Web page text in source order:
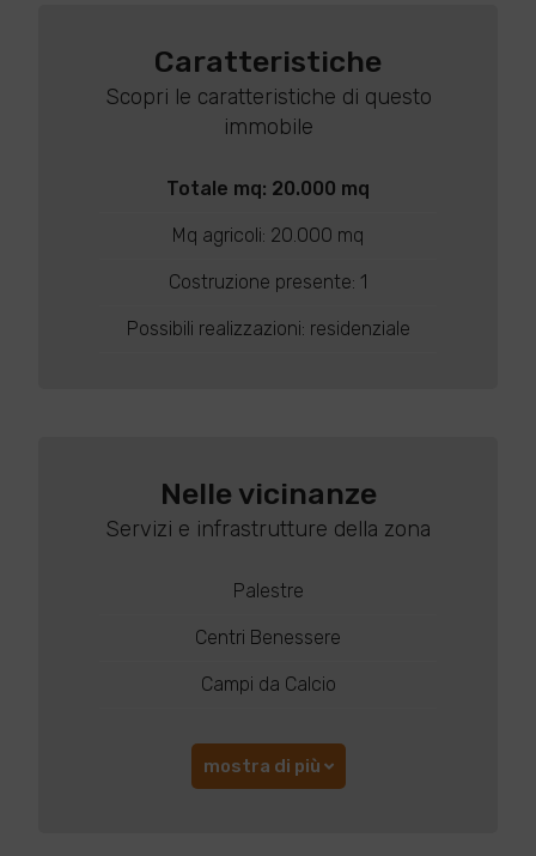
Caratteristiche
Scopri le caratteristiche di questo
immobile
Totale mq: 20.000 mq
Mq agricoli: 20.000 mq
Costruzione presente: 1
Possibili realizzazioni: residenziale
Nelle vicinanze
Servizi e infrastrutture della zona
Palestre
Centri Benessere
Campi da Calcio
mostra di più